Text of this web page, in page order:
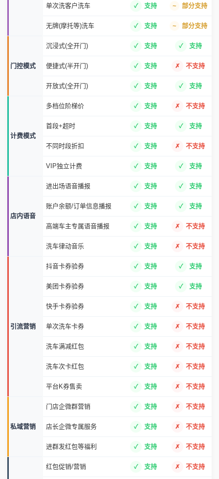
单次洗客户洗车 支持 部分支持
无牌(摩托等)洗车 支持 部分支持
门控模式
沉浸式(全开门) 支持 支持
便捷式(半开门) 支持 不支持
开放式(全开门) 支持 支持
计费模式
多档位阶梯价 支持 不支持
首段+超时 支持 支持
不同时段折扣 支持 不支持
VIP独立计费 支持 支持
店内语音
进出场语音播报 支持 支持
账户余额/订单信息播报 支持 支持
高端车主专属语音播报 支持 不支持
洗车律动音乐 支持 不支持
引流营销
抖音卡券验券 支持 支持
美团卡券验券 支持 支持
快手卡券验券 支持 不支持
单次洗车卡券 支持 不支持
洗车满减红包 支持 不支持
洗车次卡红包 支持 不支持
平台K券售卖 支持 不支持
私域营销
门店企微群营销 支持 不支持
店长企微专属服务 支持 不支持
进群发红包等福利 支持 不支持
红包促销/营销 支持 不支持